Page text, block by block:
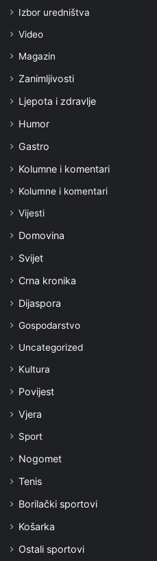
Izbor uredništva
Video
Magazin
Zanimljivosti
Ljepota i zdravlje
Humor
Gastro
Kolumne i komentari
Kolumne i komentari
Vijesti
Domovina
Svijet
Crna kronika
Dijaspora
Gospodarstvo
Uncategorized
Kultura
Povijest
Vjera
Sport
Nogomet
Tenis
Borilački sportovi
Košarka
Ostali sportovi